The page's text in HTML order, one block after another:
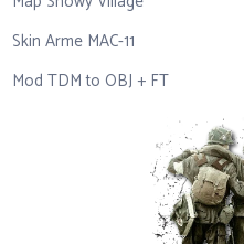
Skin Arme MAC-11
Mod TDM to OBJ + FT